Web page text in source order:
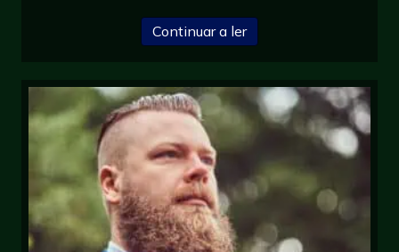
Continuar a ler